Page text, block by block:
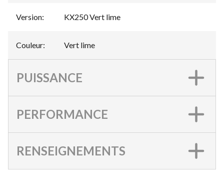
Version: KX250 Vert lime
Couleur: Vert lime
PUISSANCE
PERFORMANCE
RENSEIGNEMENTS